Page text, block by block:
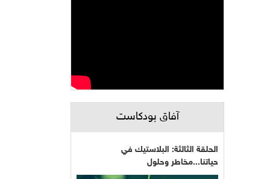
آفاق بودكاست
الحلقة الثالثة: البلاستيك في
حياتنا...مخاطر وحلول